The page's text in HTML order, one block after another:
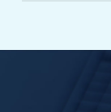
Las Rozas, la
para atraer a
se